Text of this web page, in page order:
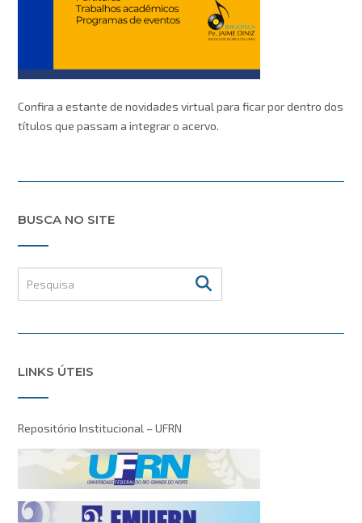
Confira a estante de novidades virtual para ficar por dentro dos
títulos que passam a integrar o acervo.
BUSCA NO SITE
LINKS ÚTEIS
Repositório Institucional – UFRN